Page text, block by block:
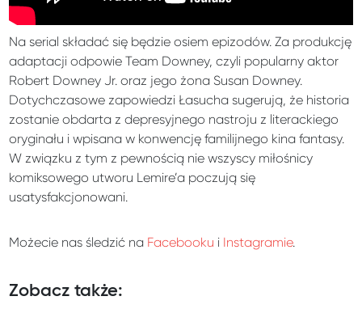
Na serial składać się będzie osiem epizodów. Za produkcję
adaptacji odpowie Team Downey, czyli popularny aktor
Robert Downey Jr. oraz jego żona Susan Downey.
Dotychczasowe zapowiedzi Łasucha sugerują, że historia
zostanie obdarta z depresyjnego nastroju z literackiego
oryginału i wpisana w konwencję familijnego kina fantasy.
W związku z tym z pewnością nie wszyscy miłośnicy
komiksowego utworu Lemire’a poczują się
usatysfakcjonowani.
Możecie nas śledzić na Facebooku i Instagramie.
Zobacz także: